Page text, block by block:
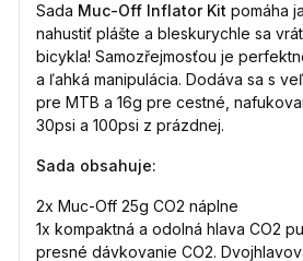
Sada Muc-Off Inflator Kit pomáha
nahustiť plášte a bleskurychle sa
bicykla! Samozřejmosťou je
a ľahká manipulácia. Dodáva sa s
pre MTB a 16g pre cestné,
30psi a 100psi z prázdnej.
Sada obsahuje:
2x Muc-Off 25g CO2 náplne
1x kompaktná a odolná hlava CO2
presné dávkovanie CO2.